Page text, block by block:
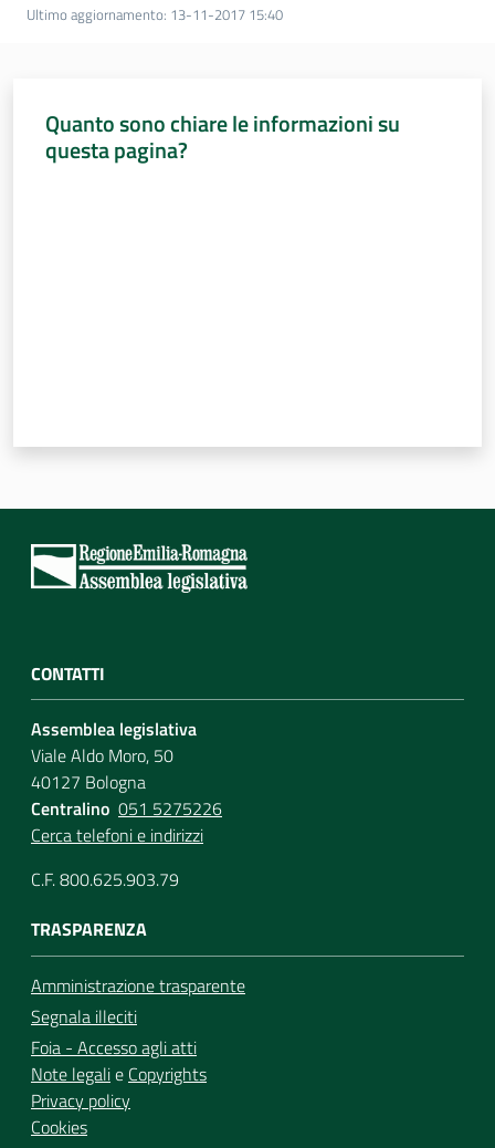
Ultimo aggiornamento: 13-11-2017 15:40
Quanto sono chiare le informazioni su
questa pagina?
CONTATTI
Assemblea legislativa
Viale Aldo Moro, 50
40127 Bologna
Centralino 051 5275226
Cerca telefoni e indirizzi
C.F. 800.625.903.79
TRASPARENZA
Amministrazione trasparente
Segnala illeciti
Foia - Accesso agli atti
Note legalie Copyrights
Privacy policy
Cookies